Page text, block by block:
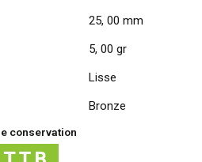
25, 00 mm
5, 00 gr
Lisse
Bronze
conservation